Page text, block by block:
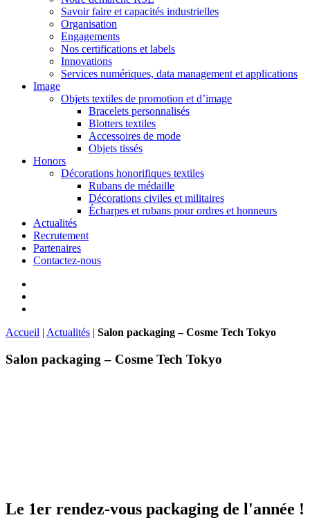
Savoir faire et capacités industrielles
Organisation
Engagements
Nos certifications et labels
Innovations
Services numériques, data management et applications
Image
Objets textiles de promotion et d’image
Bracelets personnalisés
Blotters textiles
Accessoires de mode
Objets tissés
Honors
Décorations honorifiques textiles
Rubans de médaille
Décorations civiles et militaires
Écharpes et rubans pour ordres et honneurs
Actualités
Recrutement
Partenaires
Contactez-nous
Accueil | Actualités | Salon packaging – Cosme Tech Tokyo
Salon packaging – Cosme Tech Tokyo
Le 1er rendez-vous packaging de l'année !